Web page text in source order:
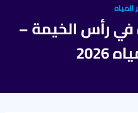
المياه
في رأس الخيمة –
2026